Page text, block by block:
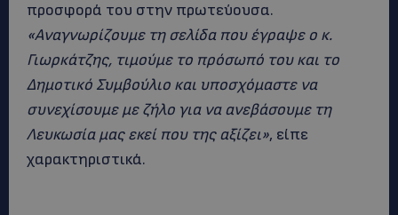
προσφορά του στην πρωτεύουσα.
«Αναγνωρίζουμε τη σελίδα που έγραψε ο κ.
Γιωρκάτζης, τιμούμε το πρόσωπό του και το
Δημοτικό Συμβούλιο και υποσχόμαστε να
συνεχίσουμε με ζήλο για να ανεβάσουμε τη
Λευκωσία μας εκεί που της αξίζει», είπε
χαρακτηριστικά.